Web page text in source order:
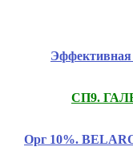
СП9.
Орг 10%.